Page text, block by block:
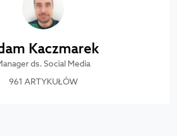
Kaczmarek
ds. Social Media
961 ARTYKUŁÓW